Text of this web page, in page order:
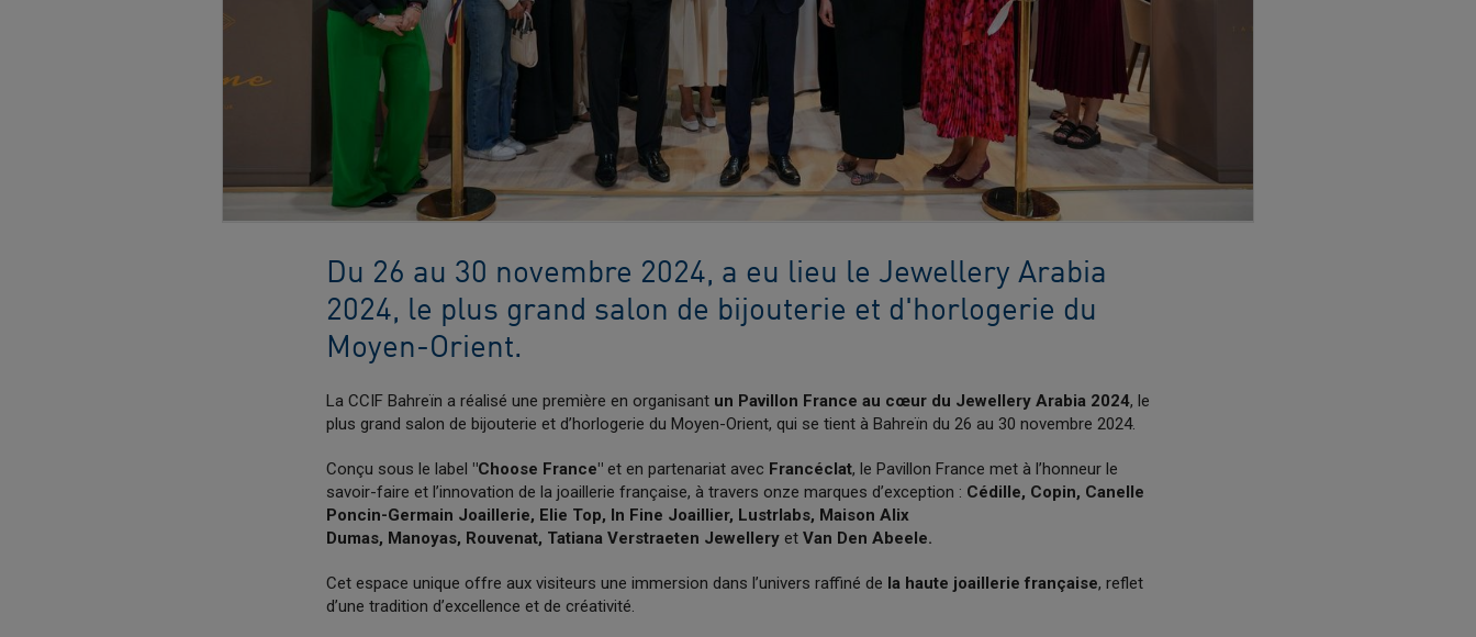
Du 26 au 30 novembre 2024, a eu lieu le Jewellery Arabia
2024, le plus grand salon de bijouterie et d'horlogerie du
Moyen-Orient.
La CCIF Bahreïn a réalisé une première en organisant un Pavillon France au cœur du Jewellery Arabia 2024, le
plus grand salon de bijouterie et d’horlogerie du Moyen-Orient, qui se tient à Bahreïn du 26 au 30 novembre 2024.
Conçu sous le label "Choose France" et en partenariat avec Francéclat, le Pavillon France met à l’honneur le
savoir-faire et l’innovation de la joaillerie française, à travers onze marques d’exception : Cédille, Copin, Canelle
Poncin-Germain Joaillerie, Elie Top, In Fine Joaillier, Lustrlabs, Maison Alix
Dumas, Manoyas, Rouvenat, Tatiana Verstraeten Jewellery et Van Den Abeele.
Cet espace unique offre aux visiteurs une immersion dans l’univers raffiné de la haute joaillerie française, reflet
d’une tradition d’excellence et de créativité.